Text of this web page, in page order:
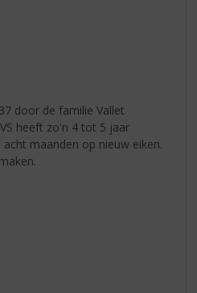
door de familie Vallet
heeft zo'n 4 tot 5 jaar
maanden op nieuw eiken.